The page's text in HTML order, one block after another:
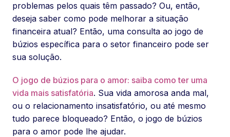
problemas pelos quais têm passado? Ou, então,
deseja saber como pode melhorar a situação
financeira atual? Então, uma consulta ao jogo de
búzios específica para o setor financeiro pode ser
sua solução.
O jogo de búzios para o amor: saiba como ter uma
vida mais satisfatória. Sua vida amorosa anda mal,
ou o relacionamento insatisfatório, ou até mesmo
tudo parece bloqueado? Então, o jogo de búzios
para o amor pode lhe ajudar.